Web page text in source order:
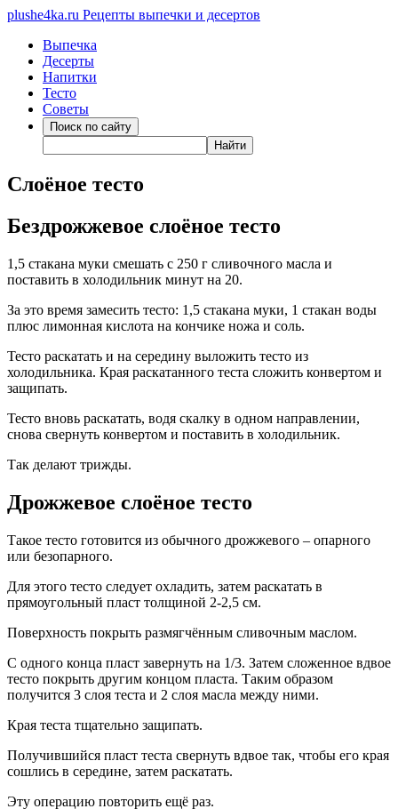
plushe4ka.ru Рецепты выпечки и десертов
Выпечка
Десерты
Напитки
Тесто
Советы
Слоёное тесто
Бездрожжевое слоёное тесто
1,5 стакана муки смешать с 250 г сливочного масла и
поставить в холодильник минут на 20.
За это время замесить тесто: 1,5 стакана муки, 1 стакан воды
плюс лимонная кислота на кончике ножа и соль.
Тесто раскатать и на середину выложить тесто из
холодильника. Края раскатанного теста сложить конвертом и
защипать.
Тесто вновь раскатать, водя скалку в одном направлении,
снова свернуть конвертом и поставить в холодильник.
Так делают трижды.
Дрожжевое слоёное тесто
Такое тесто готовится из обычного дрожжевого – опарного
или безопарного.
Для этого тесто следует охладить, затем раскатать в
прямоугольный пласт толщиной 2-2,5 см.
Поверхность покрыть размягчённым сливочным маслом.
С одного конца пласт завернуть на 1/3. Затем сложенное вдвое
тесто покрыть другим концом пласта. Таким образом
получится 3 слоя теста и 2 слоя масла между ними.
Края теста тщательно защипать.
Получившийся пласт теста свернуть вдвое так, чтобы его края
сошлись в середине, затем раскатать.
Эту операцию повторить ещё раз.